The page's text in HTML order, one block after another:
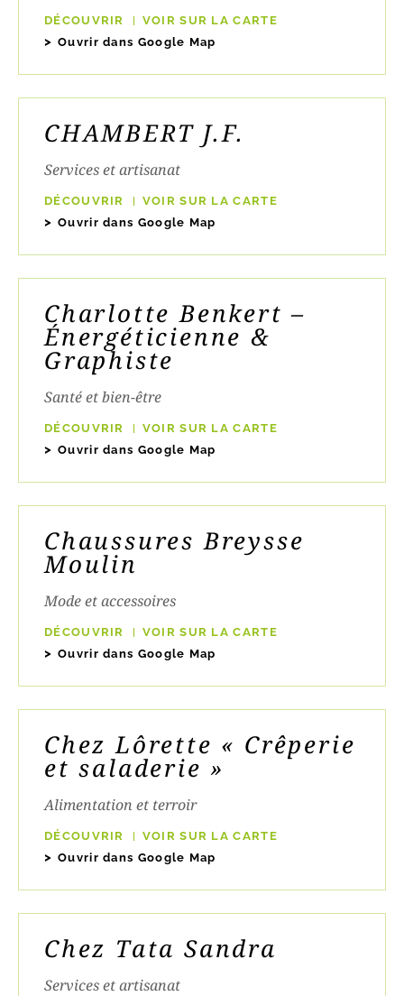
DÉCOUVRIR
VOIR SUR LA CARTE
Ouvrir dans Google Map
CHAMBERT J.F.
Services et artisanat
DÉCOUVRIR
VOIR SUR LA CARTE
Ouvrir dans Google Map
Charlotte Benkert –
Énergéticienne &
Graphiste
Santé et bien-être
DÉCOUVRIR
VOIR SUR LA CARTE
Ouvrir dans Google Map
Chaussures Breysse
Moulin
Mode et accessoires
DÉCOUVRIR
VOIR SUR LA CARTE
Ouvrir dans Google Map
Chez Lôrette « Crêperie
et saladerie »
Alimentation et terroir
DÉCOUVRIR
VOIR SUR LA CARTE
Ouvrir dans Google Map
Chez Tata Sandra
Services et artisanat